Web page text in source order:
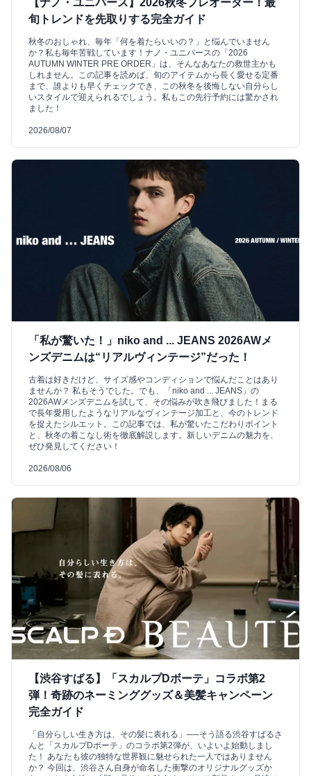
【ナノ・ユニバース】2026秋冬プレオーダー！最
旬トレンドを先取りする完全ガイド
秋冬のおしゃれ、毎年「何を着たらいいの？」と悩んでいません
か？私も毎年苦戦しています！ナノ・ユニバースの「2026
AUTUMN WINTER PRE ORDER」は、そんなあなたの救世主かも
しれません。この記事を読めば、旬のアイテムから長く愛せる定番
まで、誰よりも早くチェックでき、この秋冬を後悔しない自分らし
いスタイルで迎えられるでしょう。私もこの先行予約には驚かされ
ました！
2026/08/07
「私が驚いた！」niko and ... JEANS 2026AWメ
ンズデニムは“リアルヴィンテージ”だった！
古着は好きだけど、サイズ感やコンディションで悩んだことはあり
ませんか？ 私もそうでした。でも、「niko and ... JEANS」の
2026AWメンズデニムを試して、その悩みが吹き飛びました！まる
で長年愛用したようなリアルなヴィンテージ加工と、今のトレンド
を捉えたシルエット。この記事では、私が驚いたこだわりポイント
と、秋冬の着こなし術を徹底解説します。新しいデニムの魅力を、
ぜひ発見してください！
2026/08/06
【渋谷すばる】「スカルプDボーテ」コラボ第2
弾！奇跡のネーミンググッズ＆美髪キャンペーン
完全ガイド
「自分らしい生き方は、その髪に表れる」──そう語る渋谷すばるさ
んと「スカルプDボーテ」のコラボ第2弾が、いよいよ始動しまし
た！ あなたも彼の独特な世界観に魅せられた一人ではありません
か？ 今回は、渋谷さん自身が命名した衝撃のオリジナルグッズか